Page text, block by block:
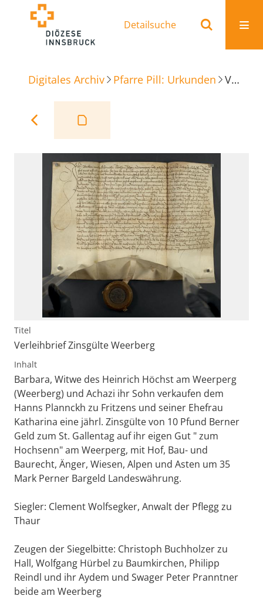
Detailsuche
Digitales Archiv Pfarre Pill: Urkunden Verleihbrief Zinsgülte Weerberg
Titel
Verleihbrief Zinsgülte Weerberg
Inhalt
Barbara, Witwe des Heinrich Höchst am Weerperg
(Weerberg) und Achazi ihr Sohn verkaufen dem
Hanns Plannckh zu Fritzens und seiner Ehefrau
Katharina eine jährl. Zinsgülte von 10 Pfund Berner
Geld zum St. Gallentag auf ihr eigen Gut " zum
Hochsenn" am Weerperg, mit Hof, Bau- und
Baurecht, Änger, Wiesen, Alpen und Asten um 35
Mark Perner Bargeld Landeswährung.
Siegler: Clement Wolfsegker, Anwalt der Pflegg zu
Thaur
Zeugen der Siegelbitte: Christoph Buchholzer zu
Hall, Wolfgang Hürbel zu Baumkirchen, Philipp
Reindl und ihr Aydem und Swager Peter Pranntner
beide am Weerberg